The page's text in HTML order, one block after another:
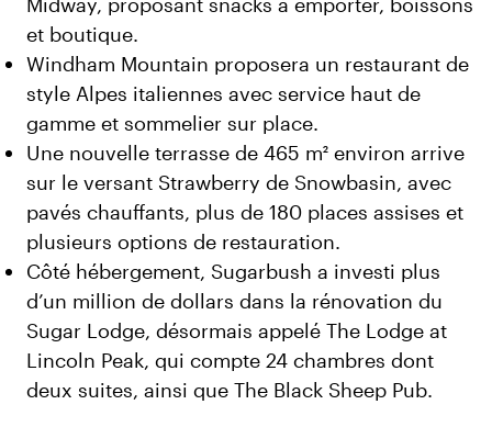
et boutique.
Windham Mountain proposera un restaurant de
style Alpes italiennes avec service haut de
gamme et sommelier sur place.
Une nouvelle terrasse de 465 m² environ arrive
sur le versant Strawberry de Snowbasin, avec
pavés chauffants, plus de 180 places assises et
plusieurs options de restauration.
Côté hébergement, Sugarbush a investi plus
d’un million de dollars dans la rénovation du
Sugar Lodge, désormais appelé The Lodge at
Lincoln Peak, qui compte 24 chambres dont
deux suites, ainsi que The Black Sheep Pub.